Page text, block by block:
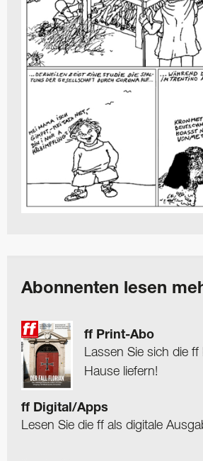
Abonnenten lesen
ff Print-Abo
Lassen Sie sich die
Hause liefern!
ff Digital/Apps
Lesen Sie die ff als digitale